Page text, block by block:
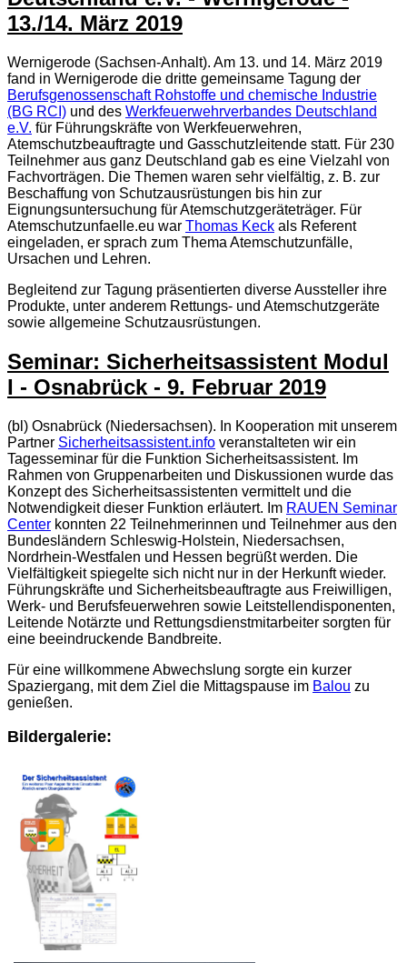
13./14. März 2019
Wernigerode (Sachsen-Anhalt). Am 13. und 14. März 2019
fand in Wernigerode die dritte gemeinsame Tagung der
Berufsgenossenschaft Rohstoffe und chemische Industrie
(BG RCI) und des Werkfeuerwehrverbandes Deutschland
e.V. für Führungskräfte von Werkfeuerwehren,
Atemschutzbeauftragte und Gasschutzleitende statt. Für 230
Teilnehmer aus ganz Deutschland gab es eine Vielzahl von
Fachvorträgen. Die Themen waren sehr vielfältig, z. B. zur
Beschaffung von Schutzausrüstungen bis hin zur
Eignungsuntersuchung für Atemschutzgeräteträger. Für
Atemschutzunfaelle.eu war Thomas Keck als Referent
eingeladen, er sprach zum Thema Atemschutzunfälle,
Ursachen und Lehren.
Begleitend zur Tagung präsentierten diverse Aussteller ihre
Produkte, unter anderem Rettungs- und Atemschutzgeräte
sowie allgemeine Schutzausrüstungen.
Seminar: Sicherheitsassistent Modul
I - Osnabrück - 9. Februar 2019
(bl) Osnabrück (Niedersachsen). In Kooperation mit unserem
Partner Sicherheitsassistent.info veranstalteten wir ein
Tagesseminar für die Funktion Sicherheitsassistent. Im
Rahmen von Gruppenarbeiten und Diskussionen wurde das
Konzept des Sicherheitsassistenten vermittelt und die
Notwendigkeit dieser Funktion erläutert. Im RAUEN Seminar
Center konnten 22 Teilnehmerinnen und Teilnehmer aus den
Bundesländern Schleswig-Holstein, Niedersachsen,
Nordrhein-Westfalen und Hessen begrüßt werden. Die
Vielfältigkeit spiegelte sich nicht nur in der Herkunft wieder.
Führungskräfte und Sicherheitsbeauftragte aus Freiwilligen,
Werk- und Berufsfeuerwehren sowie Leitstellendisponenten,
Leitende Notärzte und Rettungsdienstmitarbeiter sorgten für
eine beeindruckende Bandbreite.
Für eine willkommene Abwechslung sorgte ein kurzer
Spaziergang, mit dem Ziel die Mittagspause im Balou zu
genießen.
Bildergalerie: